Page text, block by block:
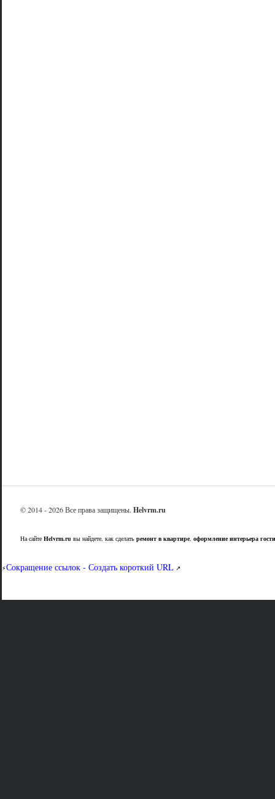
© 2014 - 2026 Все права защищены. Helvrm.ru
На сайте Helvrm.ru вы найдете, как сделать ремонт в квартире, оформление интерьера
⚡Сокращение ссылок - Создать короткий URL↗